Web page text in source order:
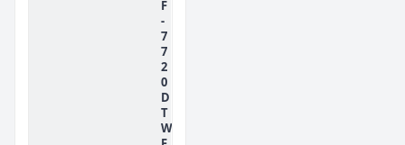
F
-
7
7
2
0
D
T
W